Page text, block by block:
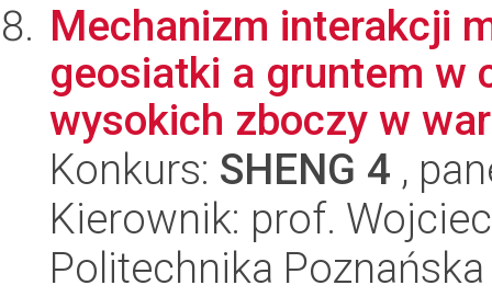
Mechanizm interakcji
geosiatki a gruntem w
wysokich zboczy w
Konkurs: SHENG 4 ,
Kierownik: prof.
Politechnika Poznańska